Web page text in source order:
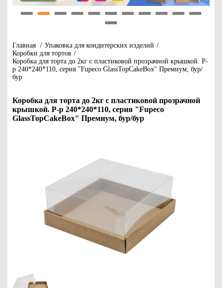
Главная / Упаковка для кондитерских изделий /
Коробки для тортов /
Коробка для торта до 2кг с пластиковой прозрачной крышкой. Р-
р 240*240*110, серия "Fupeco GlassTopCakeBox" Премиум, бур/
бур
Коробка для торта до 2кг с пластиковой прозрачной
крышкой. Р-р 240*240*110, серия "Fupeco
GlassTopCakeBox" Премиум, бур/бур